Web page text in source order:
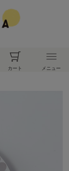
カート メニュー